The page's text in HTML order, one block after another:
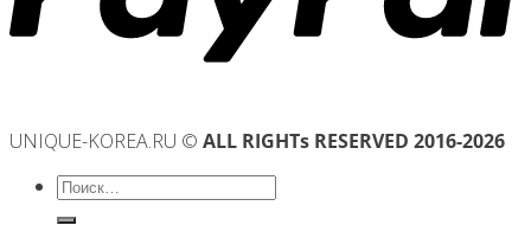
UNIQUE-KOREA.RU © ALL RIGHTs RESERVED 2016-2026
Искать: